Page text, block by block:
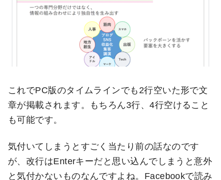
これでPC版のタイムラインでも2行空いた形で文
章が掲載されます。もちろん3行、4行空けること
も可能です。
気付いてしまうとすごく当たり前の話なのです
が、改行はEnterキーだと思い込んでしまうと意外
と気付かないものなんですよね。Facebookで読み